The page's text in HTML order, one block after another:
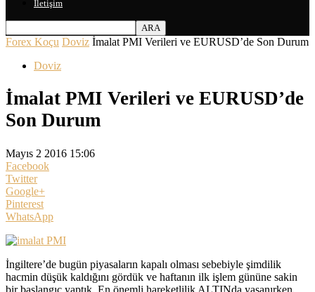
İletişim
Forex Koçu Doviz İmalat PMI Verileri ve EURUSD’de Son Durum
Doviz
İmalat PMI Verileri ve EURUSD’de
Son Durum
Mayıs 2 2016 15:06
Facebook
Twitter
Google+
Pinterest
WhatsApp
İngiltere’de bugün piyasaların kapalı olması sebebiyle şimdilik
hacmin düşük kaldığını gördük ve haftanın ilk işlem gününe sakin
bir başlangıç yaptık. En önemli hareketlilik ALTINda yaşanırken,